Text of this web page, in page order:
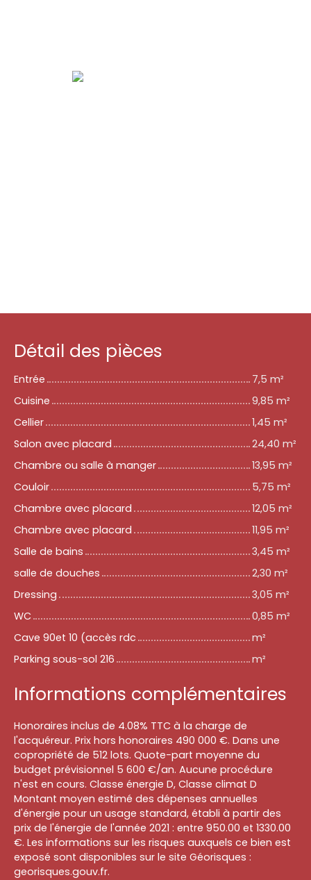
Détail des pièces
Entrée
7,5 m²
Cuisine
9,85 m²
Cellier
1,45 m²
Salon avec placard
24,40 m²
Chambre ou salle à manger
13,95 m²
Couloir
5,75 m²
Chambre avec placard
12,05 m²
Chambre avec placard
11,95 m²
Salle de bains
3,45 m²
salle de douches
2,30 m²
Dressing
3,05 m²
WC
0,85 m²
Cave 90et 10 (accès rdc
m²
Parking sous-sol 216
m²
Informations complémentaires
Honoraires inclus de 4.08% TTC à la charge de
l'acquéreur. Prix hors honoraires 490 000 €. Dans une
copropriété de 512 lots. Quote-part moyenne du
budget prévisionnel 5 600 €/an. Aucune procédure
n'est en cours. Classe énergie D, Classe climat D
Montant moyen estimé des dépenses annuelles
d'énergie pour un usage standard, établi à partir des
prix de l'énergie de l'année 2021 : entre 950.00 et 1330.00
€. Les informations sur les risques auxquels ce bien est
exposé sont disponibles sur le site Géorisques :
georisques.gouv.fr.